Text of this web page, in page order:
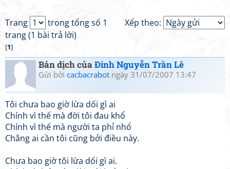
Xếp theo:
Trang
trong tổng số 1
trang (1 bài trả lời)
[1]
Bản dịch củaĐinh Nguyễn Trần Lê
Gửi bởi cacbacrabot ngày 31/07/2007 13:47
Tôi chưa bao giờ lừa dối gì ai
Chính vì thế mà đời tôi đau khổ
Chính vì thế mà người ta phỉ nhổ
Chẳng ai cần tôi cũng bởi điều này.
Chưa bao giờ tôi lừa dối gì ai.